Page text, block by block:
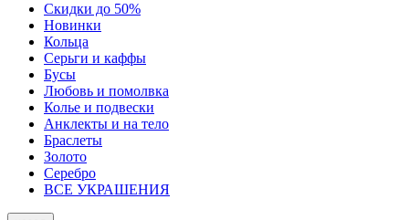
Скидки до 50%
Новинки
Кольца
Серьги и каффы
Бусы
Любовь и помолвка
Колье и подвески
Анклекты и на тело
Браслеты
Золото
Серебро
ВСЕ УКРАШЕНИЯ